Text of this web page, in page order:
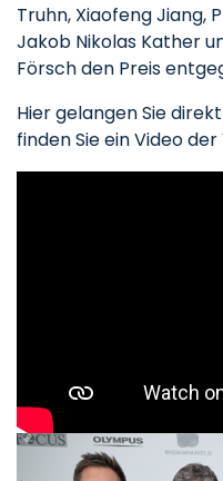
Truhn, Xiaofeng Jiang,
Jakob Nikolas Kather
Försch den Preis
Hier gelangen Sie
finden Sie ein Video